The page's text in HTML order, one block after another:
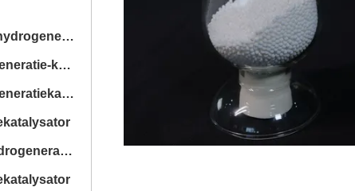
2-ethylanthraquinon hydrogeneratiekatalysator
C2 Selectieve hydrogeneratie-katalysator
C3 Selectieve hydrogeneratiekatalysator
Gekraakte benzinehydrogeneratiekatalysatoren